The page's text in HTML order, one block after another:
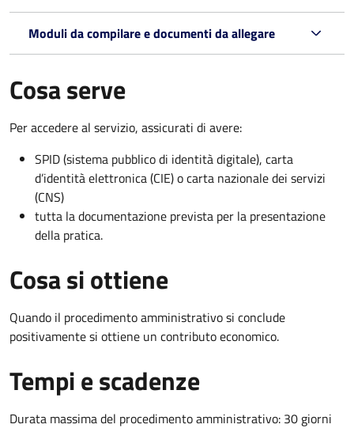
Moduli da compilare e documenti da allegare
Cosa serve
Per accedere al servizio, assicurati di avere:
SPID (sistema pubblico di identità digitale), carta
d’identità elettronica (CIE) o carta nazionale dei servizi
(CNS)
tutta la documentazione prevista per la presentazione
della pratica.
Cosa si ottiene
Quando il procedimento amministrativo si conclude
positivamente si ottiene un contributo economico.
Tempi e scadenze
Durata massima del procedimento amministrativo: 30 giorni